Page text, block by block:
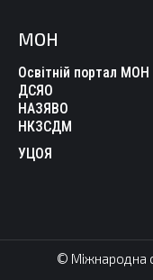
МОН
Освітній портал МОН
ДСЯО
НАЗЯВО
НКЗСДМ
УЦОЯ
© Міжнародна